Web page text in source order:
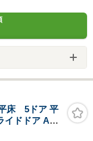
床 5ドア 平
イドドア ABS
ィンドウ 運